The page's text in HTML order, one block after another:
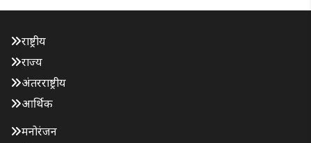
राष्ट्रीय
राज्य
अंतरराष्ट्रीय
आर्थिक
मनोरंजन